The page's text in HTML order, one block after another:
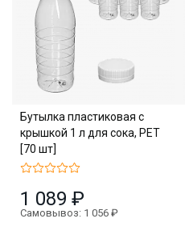
Бутылка пластиковая с
крышкой 1 л для сока, PET
[70 шт]
1 089 ₽
Самовывоз: 1 056 ₽